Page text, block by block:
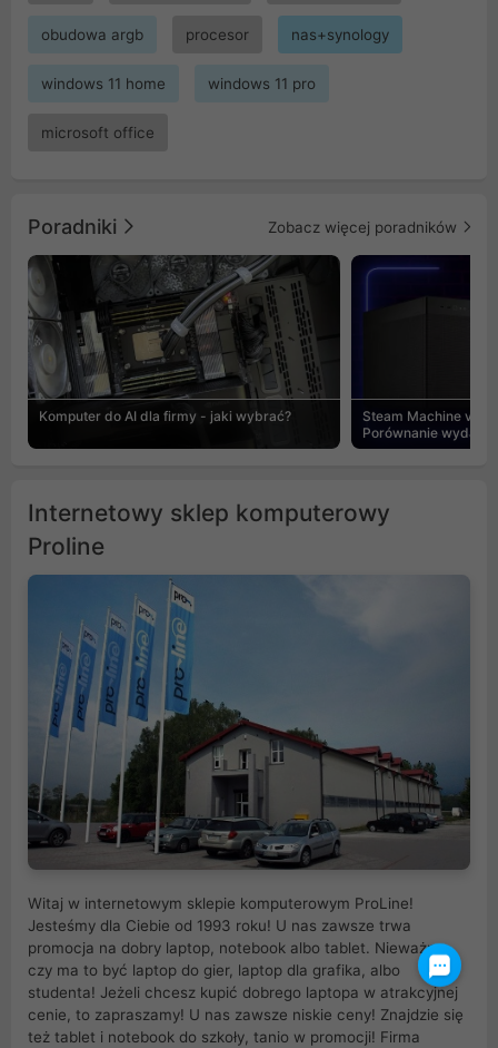
obudowa argb procesor nas+synology
windows 11 home windows 11 pro
microsoft office
Poradniki Zobacz więcej poradników
Komputer do AI dla firmy - jaki wybrać?
Steam Machine vs
Porównanie
Internetowy sklep komputerowy
Proline
Witaj w internetowym sklepie komputerowym ProLine!
Jesteśmy dla Ciebie od 1993 roku! U nas zawsze trwa
promocja na dobry laptop, notebook albo tablet. Nieważne
czy ma to być laptop do gier, laptop dla grafika, albo
studenta! Jeżeli chcesz kupić dobrego laptopa w atrakcyjnej
cenie, to zapraszamy! U nas zawsze niskie ceny! Znajdzie się
też tablet i notebook do szkoły, tanio w promocji! Firma